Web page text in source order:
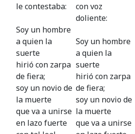
le contestaba:
Soy un hombre
a quien la
suerte
hirió con zarpa
de fiera;
soy un novio de
la muerte
que va a unirse
en lazo fuerte
con voz
doliente:
Soy un hombre
a quien la
suerte
hirió con zarpa
de fiera;
soy un novio de
la muerte
que va a unirse